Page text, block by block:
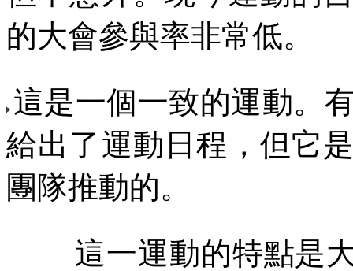
的大會參與率非常低。
這是一個一致的運動。
給出了運動日程，但它
團隊推動的。
這一運動的特點是